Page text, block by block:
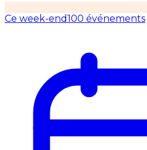
Ce week-end100 événements